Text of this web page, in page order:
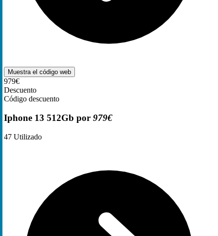
Muestra el código web
979€
Descuento
Código descuento
Iphone 13 512Gb por 979€
47 Utilizado